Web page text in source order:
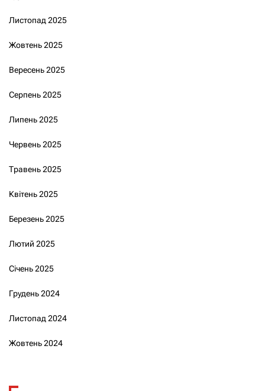
Листопад 2025
Жовтень 2025
Вересень 2025
Серпень 2025
Липень 2025
Червень 2025
Травень 2025
Квітень 2025
Березень 2025
Лютий 2025
Січень 2025
Грудень 2024
Листопад 2024
Жовтень 2024